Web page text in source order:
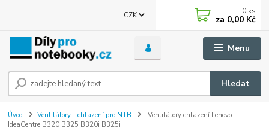
Menu
CZK
Hledat
0 ks
za 0,00 Kč
Úvod Ventilátory - chlazení pro NTB
Ventilátory chlazení Lenovo
IdeaCentre B320 B325 B320i B325i